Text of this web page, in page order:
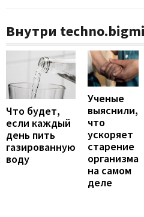
Внутри
Что будет,
если каждый
день пить
газированную
воду
Ученые
выяснили,
что
ускоряет
старение
организма
на самом
деле